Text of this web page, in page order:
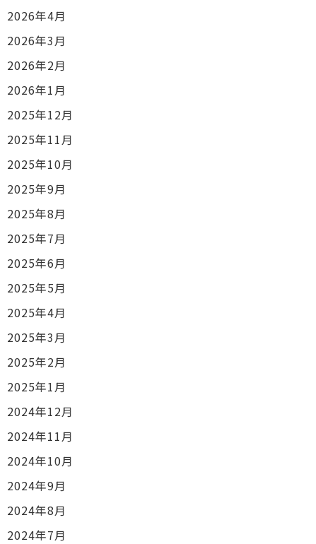
2026年4月
2026年3月
2026年2月
2026年1月
2025年12月
2025年11月
2025年10月
2025年9月
2025年8月
2025年7月
2025年6月
2025年5月
2025年4月
2025年3月
2025年2月
2025年1月
2024年12月
2024年11月
2024年10月
2024年9月
2024年8月
2024年7月